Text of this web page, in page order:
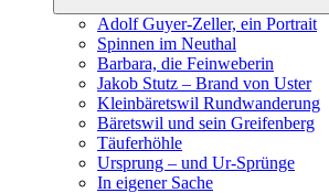
Adolf Guyer-Zeller, ein Portrait
Spinnen im Neuthal
Barbara, die Feinweberin
Jakob Stutz – Brand von Uster
Kleinbäretswil Rundwanderung
Bäretswil und sein Greifenberg
Täuferhöhle
Ursprung – und Ur-Sprünge
In eigener Sache